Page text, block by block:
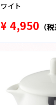
ワイト
¥ 4,950 （